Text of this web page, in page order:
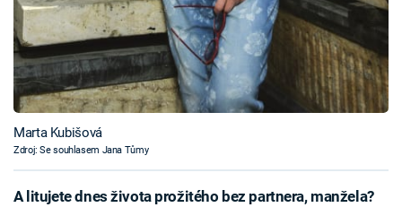
Marta Kubišová
Zdroj: Se souhlasem Jana Tůmy
A litujete dnes života prožitého bez partnera, manžela?